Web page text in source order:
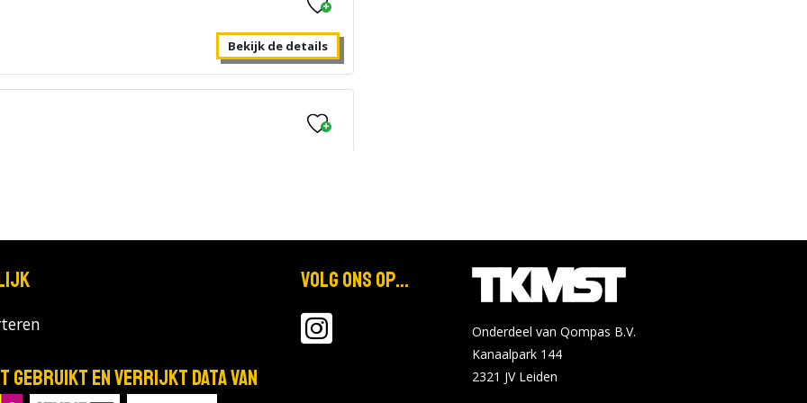
Bekijk de details
Bekijk de details
gebruikt en verrijkt data van
Volg ons op...
Onderdeel van Qompas B.V.
Kanaalpark 144
2321 JV Leiden